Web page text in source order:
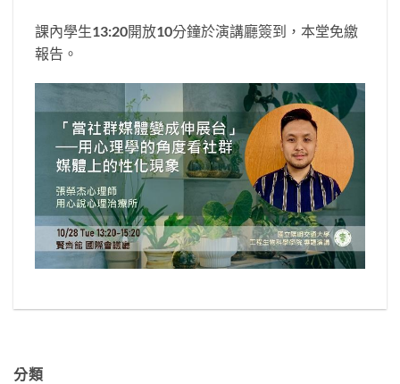
課內學生13:20開放10分鐘於演講廳簽到，本堂免繳
報告。
分類